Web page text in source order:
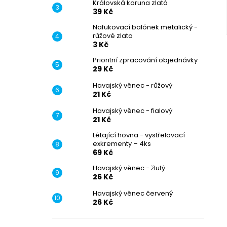
Královská koruna zlatá
39 Kč
Nafukovací balónek metalický -
růžové zlato
3 Kč
Prioritní zpracování objednávky
29 Kč
Havajský věnec - růžový
21 Kč
Havajský věnec - fialový
21 Kč
Létající hovna - vystřelovací
exkrementy – 4ks
69 Kč
Havajský věnec - žlutý
26 Kč
Havajský věnec červený
26 Kč